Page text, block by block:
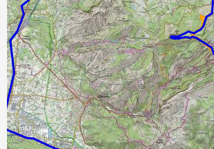
Carte